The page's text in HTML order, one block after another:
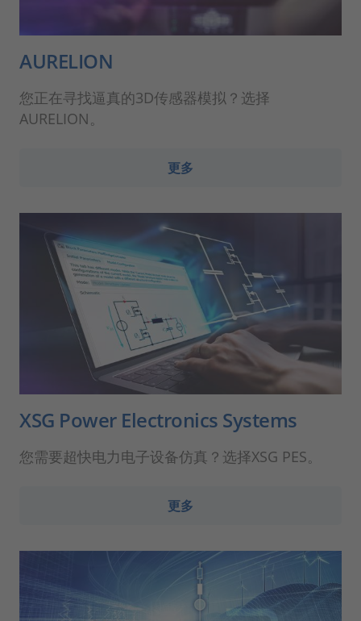
AURELION
您正在寻找逼真的3D传感器模拟？选择
AURELION。
更多
XSG Power Electronics Systems
您需要超快电力电子设备仿真？选择XSG PES。
更多